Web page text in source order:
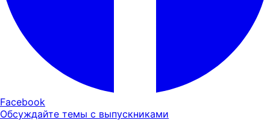
Facebook
Обсуждайте темы с выпускниками